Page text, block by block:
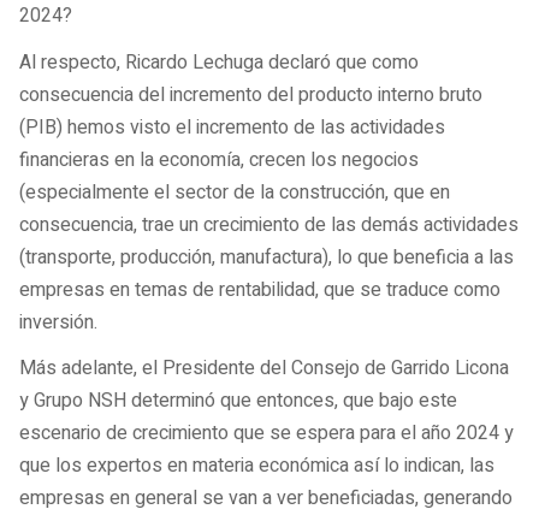
2024?
Al respecto, Ricardo Lechuga declaró que como
consecuencia del incremento del producto interno bruto
(PIB) hemos visto el incremento de las actividades
financieras en la economía, crecen los negocios
(especialmente el sector de la construcción, que en
consecuencia, trae un crecimiento de las demás actividades
(transporte, producción, manufactura), lo que beneficia a las
empresas en temas de rentabilidad, que se traduce como
inversión.
Más adelante, el Presidente del Consejo de Garrido Licona
y Grupo NSH determinó que entonces, que bajo este
escenario de crecimiento que se espera para el año 2024 y
que los expertos en materia económica así lo indican, las
empresas en general se van a ver beneficiadas, generando